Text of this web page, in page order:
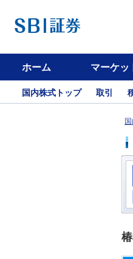
ホーム マーケッ
国内株式トップ 取引